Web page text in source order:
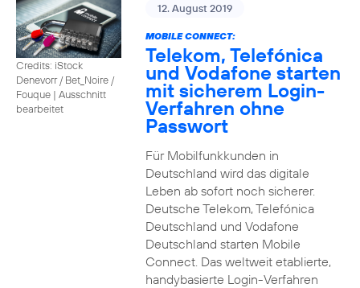
Credits: iStock
Denevorr / Bet_Noire /
Fouque | Ausschnitt
bearbeitet
12. August 2019
MOBILE CONNECT:
Telekom, Telefónica
und Vodafone starten
mit sicherem Login-
Verfahren ohne
Passwort
Für Mobilfunkkunden in
Deutschland wird das digitale
Leben ab sofort noch sicherer.
Deutsche Telekom, Telefónica
Deutschland und Vodafone
Deutschland starten Mobile
Connect. Das weltweit etablierte,
handybasierte Login-Verfahren